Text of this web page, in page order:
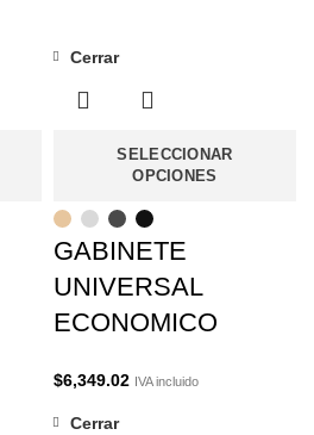
SELECCIONAR
OPCIONES
Cerrar
GABINETE
UNIVERSAL
ECONOMICO
$6,349.02 IVA incluido
Cerrar